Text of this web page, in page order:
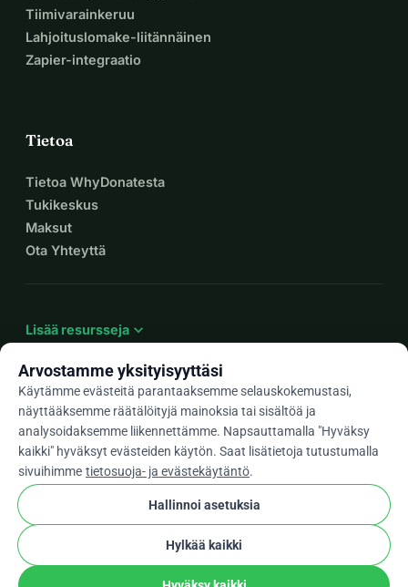
Tiimivarainkeruu
Lahjoituslomake-liitännäinen
Zapier-integraatio
Tietoa
Tietoa WhyDonatesta
Tukikeskus
Maksut
Ota Yhteyttä
Lisää resursseja expand_more
Fiarrow_drop_down
★★★★★4,9 / 5 yli 500 arvostelun perusteella
WhyDonate Yksityisyys ja evästeet
Käyttöehdot
Evästeasetukset
stripe check Vahvistettu Kumppani
Arvostamme yksityisyyttäsi
Käytämme evästeitä parantaaksemme selauskokemustasi,
näyttääksemme räätälöityjä mainoksia tai sisältöä ja
analysoidaksemme liikennettämme. Napsauttamalla "Hyväksy
kaikki" hyväksyt evästeiden käytön. Saat lisätietoja tutustumalla
sivuihimme tietosuoja- ja evästekäytäntö.
Hallinnoi asetuksia
Hylkää kaikki